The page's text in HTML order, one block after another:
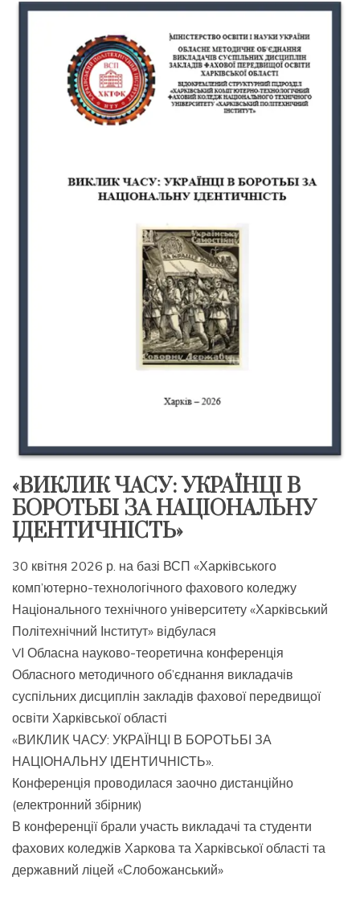
«ВИКЛИК ЧАСУ: УКРАЇНЦІ В
БОРОТЬБІ ЗА НАЦІОНАЛЬНУ
ІДЕНТИЧНІСТЬ»
30 квітня 2026 р. на базі ВСП «Харківського
комп’ютерно-технологічного фахового коледжу
Національного технічного університету «Харківський
Політехнічний Інститут» відбулася
VІ Обласна науково-теоретична конференція
Обласного методичного об’єднання викладачів
суспільних дисциплін закладів фахової передвищої
освіти Харківської області
«ВИКЛИК ЧАСУ: УКРАЇНЦІ В БОРОТЬБІ ЗА
НАЦІОНАЛЬНУ ІДЕНТИЧНІСТЬ».
Конференція проводилася заочно дистанційно
(електронний збірник)
В конференції брали участь викладачі та студенти
фахових коледжів Харкова та Харківської області та
державний ліцей «Слобожанський»